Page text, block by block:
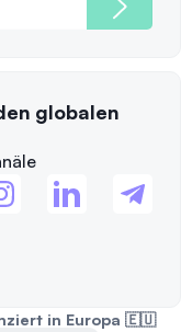
globalen
in Europa 🇪🇺